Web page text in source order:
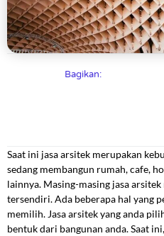
Bagikan:
Saat ini jasa arsitek merupakan
sedang membangun rumah, cafe,
lainnya. Masing-masing jasa
tersendiri. Ada beberapa hal yang
memilih. Jasa arsitek yang anda
bentuk dari bangunan anda. Saat